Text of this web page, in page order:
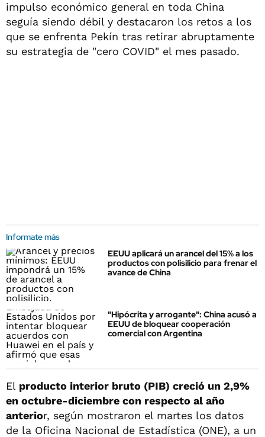
impulso económico general en toda China
seguía siendo débil y destacaron los retos a los
que se enfrenta Pekín tras retirar abruptamente
su estrategia de "cero COVID" el mes pasado.
Informate más
EEUU aplicará un arancel del 15% a los
productos con polisilicio para frenar el
avance de China
"Hipócrita y arrogante": China acusó a
EEUU de bloquear cooperación
comercial con Argentina
El producto interior bruto (PIB) creció un 2,9%
en octubre-diciembre con respecto al año
anterior, según mostraron el martes los datos
de la Oficina Nacional de Estadística (ONE), a un